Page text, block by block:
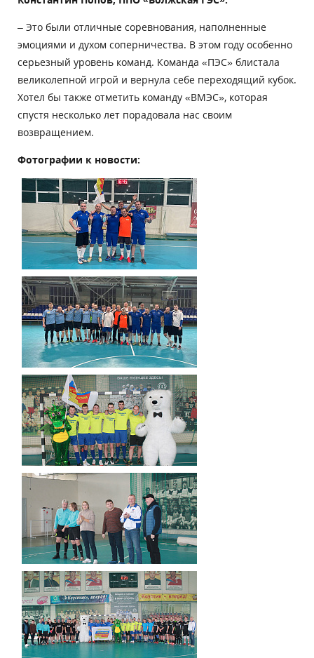
– Это были отличные соревнования, наполненные
эмоциями и духом соперничества. В этом году особенно
серьезный уровень команд. Команда «ПЭС» блистала
великолепной игрой и вернула себе переходящий кубок.
Хотел бы также отметить команду «ВМЭС», которая
спустя несколько лет порадовала нас своим
возвращением.
Фотографии к новости: